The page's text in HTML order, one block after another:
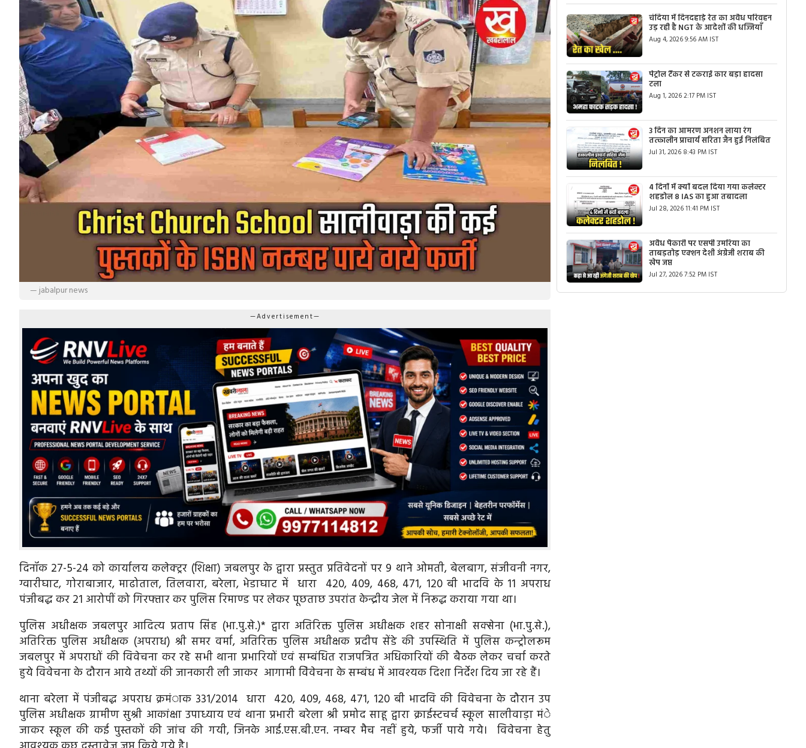
— jabalpur news
—Advertisement—
दिनॉक 27-5-24 को कार्यालय कलेक्ट्रर (शिक्षा) जबलपुर के द्वारा प्रस्तुत प्रतिवेदनों पर 9 थाने ओमती, बेलबाग, संजीवनी नगर,
ग्वारीघाट, गोराबाजार, माढोताल, तिलवारा, बरेला, भेडाघाट में धारा 420, 409, 468, 471, 120 बी भादवि के 11 अपराध
पंजीबद्ध कर 21 आरोपीं को गिरफ्तार कर पुलिस रिमाण्ड पर लेकर पूछताछ उपरांत केन्द्रीय जेल में निरूद्ध कराया गया था।
पुलिस अधीक्षक जबलपुर आदित्य प्रताप सिंह (भा.पु.से.)* द्वारा अतिरिक्त पुलिस अधीक्षक शहर सोनाक्षी सक्सेना (भा.पु.से.),
अतिरिक्त पुलिस अधीक्षक (अपराध) श्री समर वर्मा, अतिरिक्त पुलिस अधीक्षक प्रदीप सेंडे की उपस्थिति में पुलिस कन्ट्रोलरूम
जबलपुर में अपराधों की विवेचना कर रहे सभी थाना प्रभारियों एवं सम्बंधित राजपत्रित अधिकारियों की बैठक लेकर चर्चा करते
हुये विवेचना के दौरान आये तथ्यों की जानकारी ली जाकर आगामी विेवेचना के सम्बंध में आवश्यक दिशा निर्देश दिय जा रहे हैं।
थाना बरेला में पंजीबद्ध अपराध क्रमंाक 331/2014 धारा 420, 409, 468, 471, 120 बी भादवि की विवेचना के दौरान उप
पुलिस अधीक्षक ग्रामीण सुश्री आकांक्षा उपाध्याय एवं थाना प्रभारी बरेला श्री प्रमोद साहू द्वारा क्राईस्टचर्च स्कूल सालीवाड़ा मंे
जाकर स्कूल की कई पुस्तकों की जांच की गयी, जिनके आई.एस.बी.एन. नम्बर मैच नहीं हुये, फर्जी पाये गये। विवेचना हेतु
चंदिया में दिनदहाड़े रेत का अवैध परिवहन
उड़ रही है NGT के आदेशों की धज्जियाँ
Aug 4, 2026 9:56 AM IST
पेट्रोल टैंकर से टकराई कार बड़ा हादसा
टला
Aug 1, 2026 2:17 PM IST
3 दिन का आमरण अनशन लाया रंग
तत्कालीन प्राचार्य सरिता जैन हुई निलंबित
Jul 31, 2026 8:43 PM IST
4 दिनों में क्यों बदल दिया गया कलेक्टर
शहडोल 8 IAS का हुआ तबादला
Jul 28, 2026 11:41 PM IST
अवैध पैकारी पर एसपी उमरिया का
ताबड़तोड़ एक्शन देशी अंग्रेजी शराब की
खेप जप्त
Jul 27, 2026 7:52 PM IST